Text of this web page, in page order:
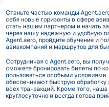
Станьте частью команды
себя новые горизонты в сфере
стать нашим партнером и начать
через нашу надежную и удобную
Agent.aero, пройдите обучение и
авиакомпаний и маршрутов для
Сотрудничая с Agent.aero, вы
сможете бронировать билеты по
пользоваться особыми
обеспечивают быструю обработку
всех транзакций. Кроме того,
круглосуточно и всегда готова